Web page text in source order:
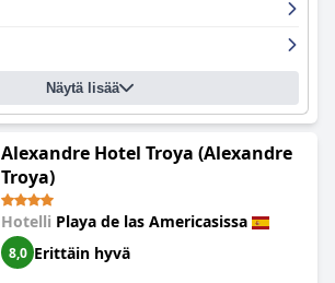
Näytä lisää
Alexandre Hotel Troya (Alexandre
Troya)
Hotelli Playa de las Americasissa
8,0 Erittäin hyvä